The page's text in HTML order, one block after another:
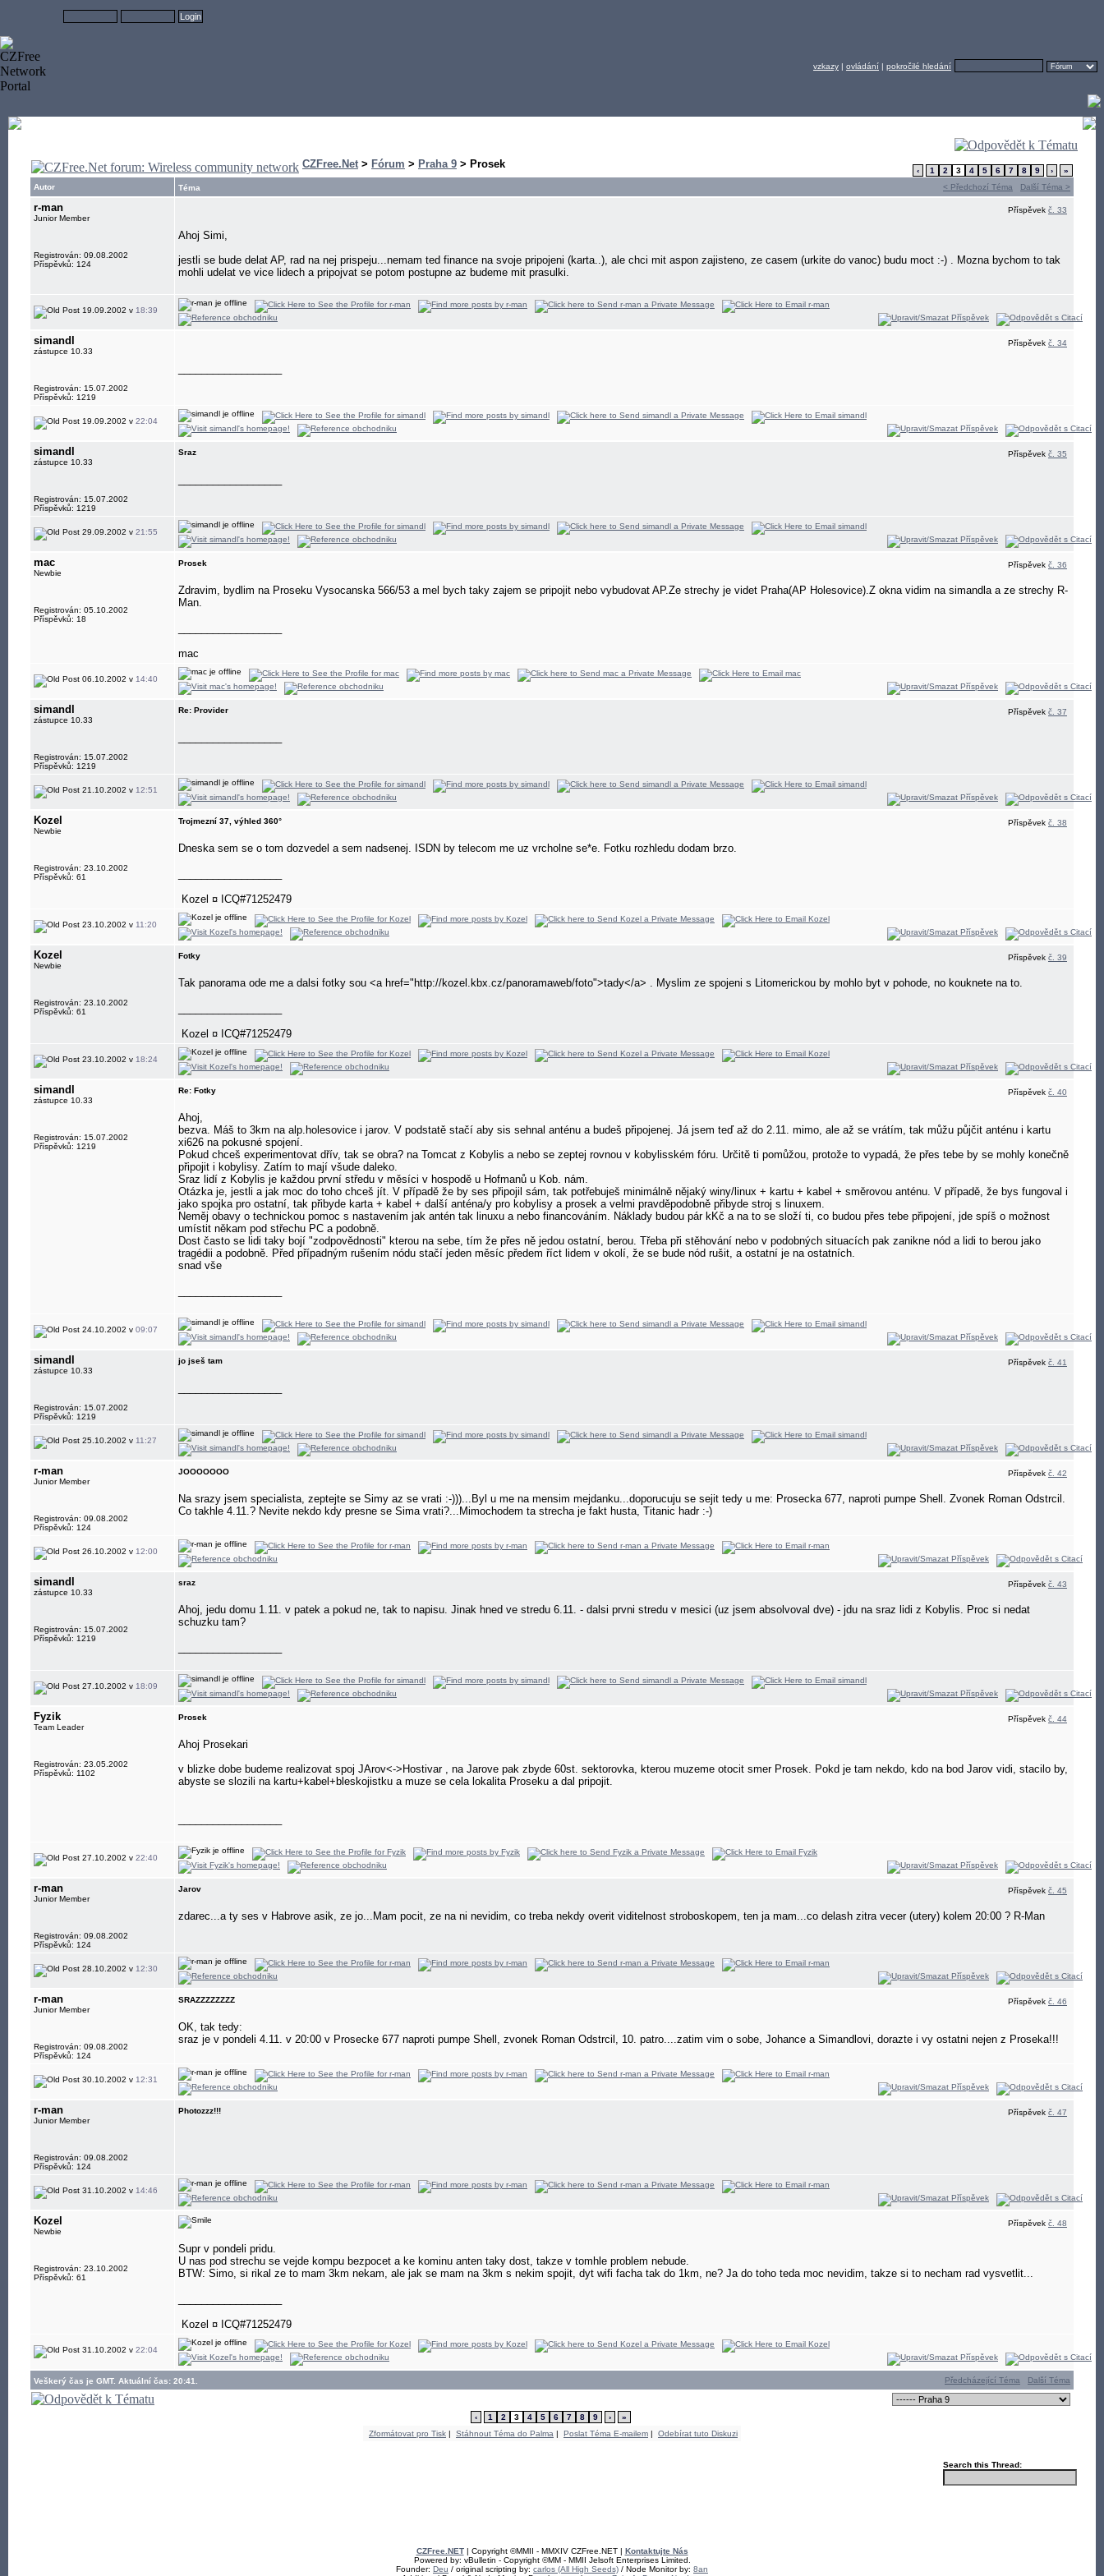
vzkazy | ovládání | pokročilé hledání
CZFree.Net > Fórum > Praha 9 > Prosek
‹ 1 2 3 4 5 6 7 8 9 ›
»
Autor
Téma < Předchozí Téma Další Téma >
r-man
Junior Member
Registrován: 09.08.2002
Příspěvků: 124
Příspěvek č. 33
Ahoj Simi,
jestli se bude delat AP, rad na nej prispeju...nemam ted finance na svoje pripojeni (karta..), ale chci mit aspon zajisteno, ze casem (urkite do vanoc) budu moct :-) . Mozna bychom to tak
mohli udelat ve vice lidech a pripojvat se potom postupne az budeme mit prasulki.
19.09.2002 v 18:39
simandl
zástupce 10.33
Registrován: 15.07.2002
Příspěvků: 1219
Příspěvek č. 34
19.09.2002 v 22:04
simandl
zástupce 10.33
Registrován: 15.07.2002
Příspěvků: 1219
Sraz Příspěvek č. 35
29.09.2002 v 21:55
mac
Newbie
Registrován: 05.10.2002
Příspěvků: 18
Prosek Příspěvek č. 36
Zdravim, bydlim na Proseku Vysocanska 566/53 a mel bych taky zajem se pripojit nebo vybudovat AP.Ze strechy je videt Praha(AP Holesovice).Z okna vidim na simandla a ze strechy R-
Man.
mac
06.10.2002 v 14:40
simandl
zástupce 10.33
Registrován: 15.07.2002
Příspěvků: 1219
Re: Provider Příspěvek č. 37
21.10.2002 v 12:51
Kozel
Newbie
Registrován: 23.10.2002
Příspěvků: 61
Trojmezní 37, výhled 360° Příspěvek č. 38
Dneska sem se o tom dozvedel a sem nadsenej. ISDN by telecom me uz vrcholne se*e. Fotku rozhledu dodam brzo.
Kozel ¤ ICQ#71252479
23.10.2002 v 11:20
Kozel
Newbie
Registrován: 23.10.2002
Příspěvků: 61
Fotky Příspěvek č. 39
Tak panorama ode me a dalsi fotky sou <a href="http://kozel.kbx.cz/panoramaweb/foto">tady</a> . Myslim ze spojeni s Litomerickou by mohlo byt v pohode, no kouknete na to.
Kozel ¤ ICQ#71252479
23.10.2002 v 18:24
simandl
zástupce 10.33
Registrován: 15.07.2002
Příspěvků: 1219
Re: Fotky Příspěvek č. 40
Ahoj,
bezva. Máš to 3km na alp.holesovice i jarov. V podstatě stačí aby sis sehnal anténu a budeš připojenej. Já jsem teď až do 2.11. mimo, ale až se vrátím, tak můžu půjčit anténu i kartu
xi626 na pokusné spojení.
Pokud chceš experimentovat dřív, tak se obra? na Tomcat z Kobylis a nebo se zeptej rovnou v kobylisském fóru. Určitě ti pomůžou, protože to vypadá, že přes tebe by se mohly konečně
připojit i kobylisy. Zatím to mají všude daleko.
Sraz lidí z Kobylis je každou první středu v měsíci v hospodě u Hofmanů u Kob. nám.
Otázka je, jestli a jak moc do toho chceš jít. V případě že by ses připojil sám, tak potřebuješ minimálně nějaký winy/linux + kartu + kabel + směrovou anténu. V případě, že bys fungoval i
jako spojka pro ostatní, tak přibyde karta + kabel + další anténa/y pro kobylisy a prosek a velmi pravděpodobně přibyde stroj s linuxem.
Neměj obavy o technickou pomoc s nastavením jak antén tak linuxu a nebo financováním. Náklady budou pár kKč a na to se složí ti, co budou přes tebe připojení, jde spíš o možnost
umístit někam pod střechu PC a podobně.
Dost často se lidi taky bojí "zodpovědnosti" kterou na sebe, tím že přes ně jedou ostatní, berou. Třeba při stěhování nebo v podobných situacích pak zanikne nód a lidi to berou jako
tragédii a podobně. Před případným rušením nódu stačí jeden měsíc předem říct lidem v okolí, že se bude nód rušit, a ostatní je na ostatních.
snad vše
24.10.2002 v 09:07
simandl
zástupce 10.33
Registrován: 15.07.2002
Příspěvků: 1219
jo jseš tam Příspěvek č. 41
25.10.2002 v 11:27
r-man
Junior Member
Registrován: 09.08.2002
Příspěvků: 124
JOOOOOOO Příspěvek č. 42
Na srazy jsem specialista, zeptejte se Simy az se vrati :-)))...Byl u me na mensim mejdanku...doporucuju se sejit tedy u me: Prosecka 677, naproti pumpe Shell. Zvonek Roman Odstrcil.
Co takhle 4.11.? Nevite nekdo kdy presne se Sima vrati?...Mimochodem ta strecha je fakt husta, Titanic hadr :-)
26.10.2002 v 12:00
simandl
zástupce 10.33
Registrován: 15.07.2002
Příspěvků: 1219
sraz Příspěvek č. 43
Ahoj, jedu domu 1.11. v patek a pokud ne, tak to napisu. Jinak hned ve stredu 6.11. - dalsi prvni stredu v mesici (uz jsem absolvoval dve) - jdu na sraz lidi z Kobylis. Proc si nedat
schuzku tam?
27.10.2002 v 18:09
Fyzik
Team Leader
Registrován: 23.05.2002
Příspěvků: 1102
Prosek Příspěvek č. 44
Ahoj Prosekari
v blizke dobe budeme realizovat spoj JArov<->Hostivar , na Jarove pak zbyde 60st. sektorovka, kterou muzeme otocit smer Prosek. Pokd je tam nekdo, kdo na bod Jarov vidi, stacilo by,
abyste se slozili na kartu+kabel+bleskojistku a muze se cela lokalita Proseku a dal pripojit.
27.10.2002 v 22:40
r-man
Junior Member
Registrován: 09.08.2002
Příspěvků: 124
Jarov Příspěvek č. 45
zdarec...a ty ses v Habrove asik, ze jo...Mam pocit, ze na ni nevidim, co treba nekdy overit viditelnost stroboskopem, ten ja mam...co delash zitra vecer (utery) kolem 20:00 ? R-Man
28.10.2002 v 12:30
r-man
Junior Member
Registrován: 09.08.2002
Příspěvků: 124
SRAZZZZZZZZ Příspěvek č. 46
OK, tak tedy:
sraz je v pondeli 4.11. v 20:00 v Prosecke 677 naproti pumpe Shell, zvonek Roman Odstrcil, 10. patro....zatim vim o sobe, Johance a Simandlovi, dorazte i vy ostatni nejen z Proseka!!!
30.10.2002 v 12:31
r-man
Junior Member
Registrován: 09.08.2002
Příspěvků: 124
Photozzz!!! Příspěvek č. 47
31.10.2002 v 14:46
Kozel
Newbie
Registrován: 23.10.2002
Příspěvků: 61
Příspěvek č. 48
Supr v pondeli pridu.
U nas pod strechu se vejde kompu bezpocet a ke kominu anten taky dost, takze v tomhle problem nebude.
BTW: Simo, si rikal ze to mam 3km nekam, ale jak se mam na 3km s nekim spojit, dyt wifi facha tak do 1km, ne? Ja do toho teda moc nevidim, takze si to necham rad vysvetlit...
Kozel ¤ ICQ#71252479
31.10.2002 v 22:04
Veškerý čas je GMT. Aktuální čas: 20:41. Předcházející Téma Další Téma
‹ 1 2 3 4 5 6 7 8 9 ›
»
Zformátovat pro Tisk | Stáhnout Téma do Palma | Poslat Téma E-mailem | Odebírat tuto Diskuzi
Search this Thread:
CZFree.NET| Copyright ©MMII - MMXIV CZFree.NET | Kontaktujte Nás
Powered by: vBulletin - Copyright ©MM - MMII Jelsoft Enterprises Limited.
Founder: Deu / original scripting by: carlos (All High Seeds) / Node Monitor by: 8an